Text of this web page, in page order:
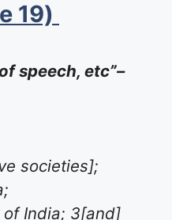
19)
speech, etc”–
societies];
India; 3[and]